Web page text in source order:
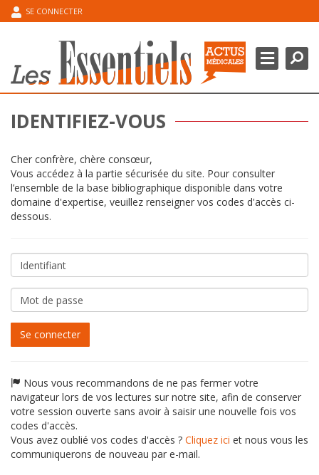
SE CONNECTER
IDENTIFIEZ-VOUS
Cher confrère, chère consœur,
Vous accédez à la partie sécurisée du site. Pour consulter
l’ensemble de la base bibliographique disponible dans votre
domaine d'expertise, veuillez renseigner vos codes d'accès ci-
dessous.
Identifiant
Mot
de
passe
Se connecter
Nous vous recommandons de ne pas fermer votre
navigateur lors de vos lectures sur notre site, afin de conserver
votre session ouverte sans avoir à saisir une nouvelle fois vos
codes d'accès.
Vous avez oublié vos codes d'accès ? Cliquez ici et nous vous les
communiquerons de nouveau par e-mail.
DOMAINES THÉRAPEUTIQUES
POINT DE L’EXPERT
ESPACE CONGRÈS
MA BIBLIOGRAPHIE